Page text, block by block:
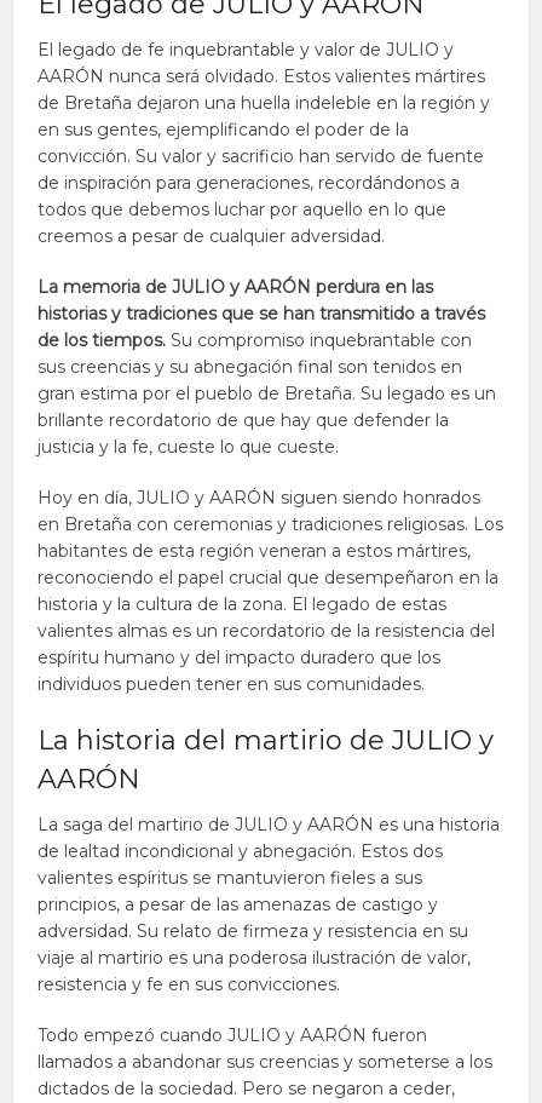
El legado de fe inquebrantable y valor de JULIO y
AARÓN nunca será olvidado. Estos valientes mártires
de Bretaña dejaron una huella indeleble en la región y
en sus gentes, ejemplificando el poder de la
convicción. Su valor y sacrificio han servido de fuente
de inspiración para generaciones, recordándonos a
todos que debemos luchar por aquello en lo que
creemos a pesar de cualquier adversidad.
La memoria de JULIO y AARÓN perdura en las
historias y tradiciones que se han transmitido a través
de los tiempos. Su compromiso inquebrantable con
sus creencias y su abnegación final son tenidos en
gran estima por el pueblo de Bretaña. Su legado es un
brillante recordatorio de que hay que defender la
justicia y la fe, cueste lo que cueste.
Hoy en día, JULIO y AARÓN siguen siendo honrados
en Bretaña con ceremonias y tradiciones religiosas. Los
habitantes de esta región veneran a estos mártires,
reconociendo el papel crucial que desempeñaron en la
historia y la cultura de la zona. El legado de estas
valientes almas es un recordatorio de la resistencia del
espíritu humano y del impacto duradero que los
individuos pueden tener en sus comunidades.
La historia del martirio de JULIO y
AARÓN
La saga del martirio de JULIO y AARÓN es una historia
de lealtad incondicional y abnegación. Estos dos
valientes espíritus se mantuvieron fieles a sus
principios, a pesar de las amenazas de castigo y
adversidad. Su relato de firmeza y resistencia en su
viaje al martirio es una poderosa ilustración de valor,
resistencia y fe en sus convicciones.
Todo empezó cuando JULIO y AARÓN fueron
llamados a abandonar sus creencias y someterse a los
dictados de la sociedad. Pero se negaron a ceder,